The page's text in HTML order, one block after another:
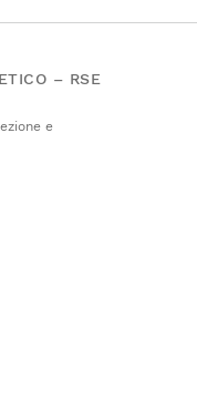
– RSE
e